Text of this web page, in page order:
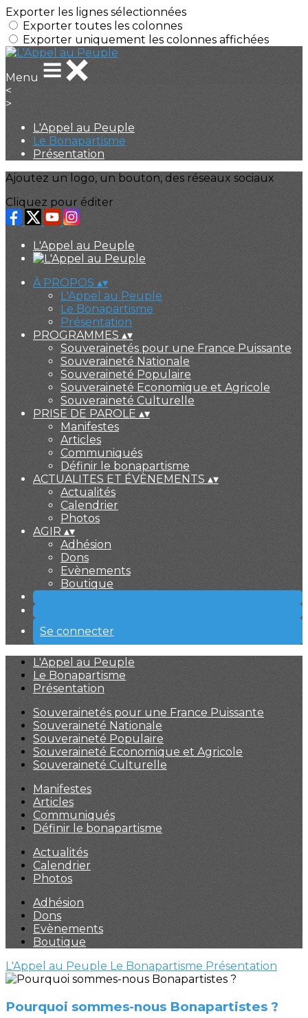
Exporter les lignes sélectionnées
Exporter toutes les colonnes
Exporter uniquement les colonnes affichées
Menu
<
>
L'Appel au Peuple
Le Bonapartisme
Présentation
Ajoutez un logo, un bouton, des réseaux sociaux
Cliquez pour éditer
L'Appel au Peuple
À PROPOS ▴▾
L'Appel au Peuple
Le Bonapartisme
Présentation
PROGRAMMES ▴▾
Souverainetés pour une France Puissante
Souveraineté Nationale
Souveraineté Populaire
Souveraineté Economique et Agricole
Souveraineté Culturelle
PRISE DE PAROLE ▴▾
Manifestes
Articles
Communiqués
Définir le bonapartisme
ACTUALITES ET ÉVÈNEMENTS ▴▾
Actualités
Calendrier
Photos
AGIR ▴▾
Adhésion
Dons
Evènements
Boutique
Se connecter
L'Appel au Peuple
Le Bonapartisme
Présentation
Souverainetés pour une France Puissante
Souveraineté Nationale
Souveraineté Populaire
Souveraineté Economique et Agricole
Souveraineté Culturelle
Manifestes
Articles
Communiqués
Définir le bonapartisme
Actualités
Calendrier
Photos
Adhésion
Dons
Evènements
Boutique
L'Appel au Peuple Le Bonapartisme Présentation
Pourquoi sommes-nous Bonapartistes ?